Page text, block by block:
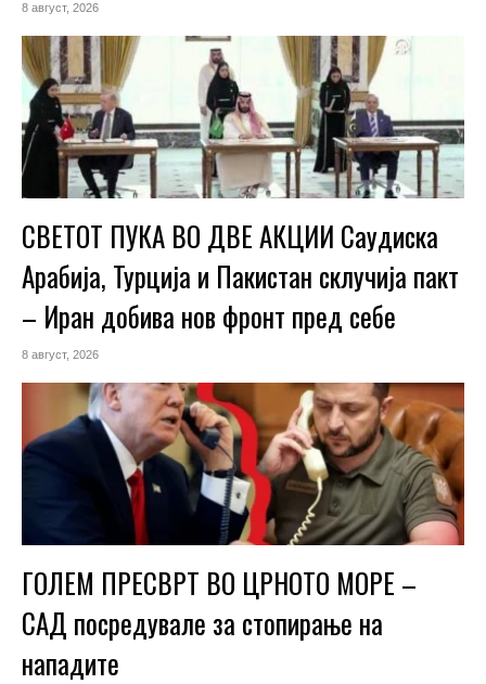
8 август, 2026
СВЕТОТ ПУКА ВО ДВЕ АКЦИИ Саудиска
Арабија, Турција и Пакистан склучија пакт
– Иран добива нов фронт пред себе
8 август, 2026
ГОЛЕМ ПРЕСВРТ ВО ЦРНОТО МОРЕ –
САД посредувале за стопирање на
нападите